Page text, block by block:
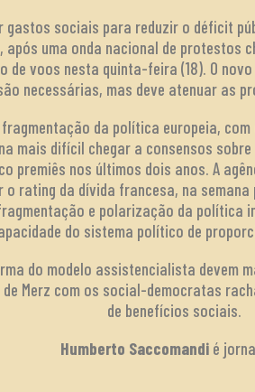
sociais para reduzir o déficit
uma onda nacional de protestos
de voos nesta quinta-feira (18). O
necessárias, mas deve atenuar as
da política europeia,
mais difícil chegar a consensos
premiês nos últimos dois anos. A
rating da dívida francesa, na semana
e polarização da política
do sistema político de
do modelo assistencialista devem
Merz com os social-democratas
de benefícios sociais.
Humberto Saccomandi é